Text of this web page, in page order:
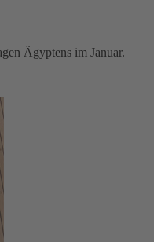
Ägyptens im Januar.